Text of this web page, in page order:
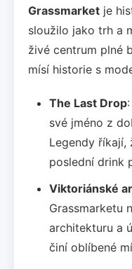
Grassmarket je
sloužilo jako trh a
živé centrum plné
mísí historie s
The Last Drop
své jméno z
Legendy říkají,
poslední drink
Viktoriánské
Grassmarketu
architekturu a
činí oblíbené